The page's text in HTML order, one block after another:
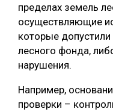
пределах земель
осуществляющие
которые
лесного фонда,
нарушения.
Например,
проверки –